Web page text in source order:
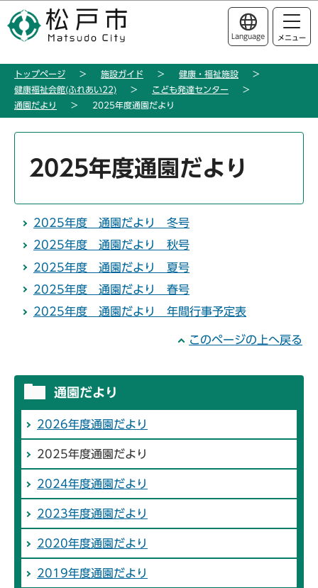
の
ー
このページの本文へ移動
Language メニュー
トップページ 施設ガイド
健康・福祉施設
健康福祉会館(ふれあい22)
こども発達センター
通園だより
2025年度通園だより
ら
2025年度通園だより
2025年度 通園だより 冬号
2025年度 通園だより 秋号
2025年度 通園だより 夏号
2025年度 通園だより 春号
2025年度 通園だより 年間行事予定表
このページの上へ戻る
通園だより
2026年度通園だより
2025年度通園だより
2024年度通園だより
2023年度通園だより
2020年度通園だより
2019年度通園だより